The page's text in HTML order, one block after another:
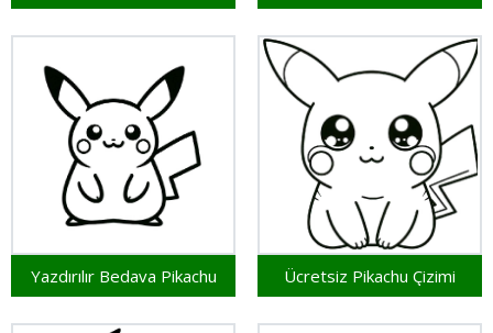
Yazdırılır Bedava Pikachu Ücretsiz Pikachu Çizimi